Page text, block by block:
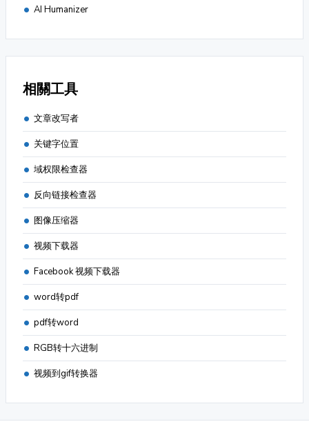
AI Humanizer
相關工具
文章改写者
关键字位置
域权限检查器
反向链接检查器
图像压缩器
视频下载器
Facebook 视频下载器
word转pdf
pdf转word
RGB转十六进制
视频到gif转换器